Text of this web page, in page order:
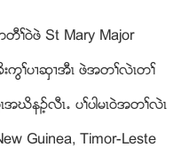
ႈ၀ဲဖဲ St Mary Major
ကြႈပ႕ဆွ႕အီၚ ဖဲအတႈလဲၚတႈ
နဥ့လီၚ’ ပႈပါမၚ၀ဲအတႈလဲၚ
Guinea, Timor-Leste